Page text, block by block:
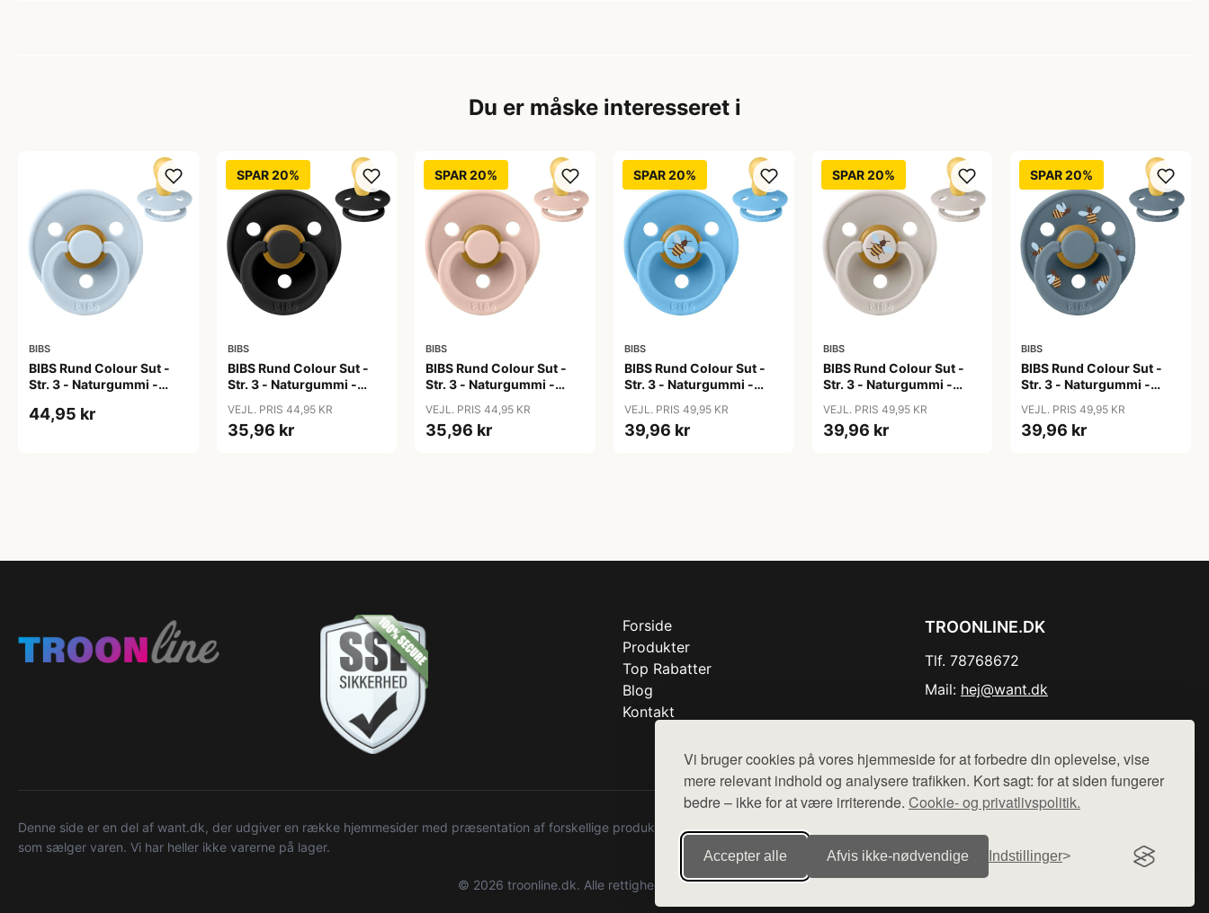
Vi bruger cookies på vores hjemmeside for at forbedre din oplevelse, vise
mere relevant indhold og analysere trafikken. Kort sagt: for at siden fungerer
bedre – ikke for at være irriterende. Cookie- og privatlivspolitik.
Accepter alle Afvis ikke‑nødvendige Indstillinger
Du er måske interesseret i
BIBS
BIBS Rund Colour Sut -
Str. 3 - Naturgummi -
44,95 kr
SPAR 20%
BIBS
BIBS Rund Colour Sut -
Str. 3 - Naturgummi -
VEJL. PRIS 44,95 KR
35,96 kr
SPAR 20%
BIBS
BIBS Rund Colour Sut -
Str. 3 - Naturgummi -
VEJL. PRIS 44,95 KR
35,96 kr
SPAR 20%
BIBS
BIBS Rund Colour Sut -
Str. 3 - Naturgummi -
Breeze
VEJL. PRIS 49,95 KR
39,96 kr
SPAR 20%
BIBS
BIBS Rund Colour Sut -
Str. 3 - Naturgummi -
Mushroom
VEJL. PRIS 49,95 KR
39,96 kr
SPAR 20%
BIBS
BIBS Rund Colour Sut -
Str. 3 - Naturgummi -
Petrol
VEJL. PRIS 49,95 KR
39,96 kr
Forside
Produkter
Top Rabatter
Blog
Kontakt
TROONLINE.DK
Tlf. 78768672
Mail: hej@want.dk
Denne side er en del af want.dk, der udgiver en række hjemmesider med præsentation af forskellige produkter fra diverse webshops. Der sælges ikke varer fra denne side - vi henviser til de shops,
som sælger varen. Vi har heller ikke varerne på lager.
© 2026 troonline.dk. Alle rettigheder forbeholdes.